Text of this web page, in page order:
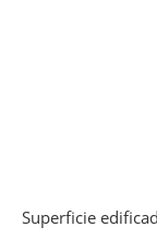
Superficie